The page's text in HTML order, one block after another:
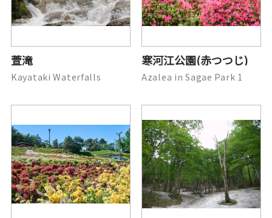
萱滝
Kayataki Waterfalls
寒河江公園(赤つつじ)
Azalea in Sagae Park 1